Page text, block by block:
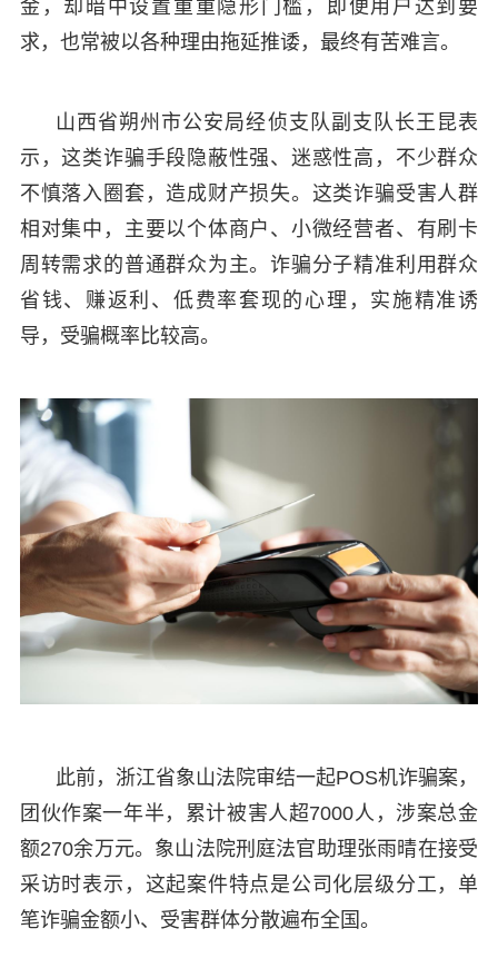
金，却暗中设置重重隐形门槛，即便用户达到要
求，也常被以各种理由拖延推诿，最终有苦难言。
山西省朔州市公安局经侦支队副支队长王昆表
示，这类诈骗手段隐蔽性强、迷惑性高，不少群众
不慎落入圈套，造成财产损失。这类诈骗受害人群
相对集中，主要以个体商户、小微经营者、有刷卡
周转需求的普通群众为主。诈骗分子精准利用群众
省钱、赚返利、低费率套现的心理，实施精准诱
导，受骗概率比较高。
此前，浙江省象山法院审结一起POS机诈骗案，
团伙作案一年半，累计被害人超7000人，涉案总金
额270余万元。象山法院刑庭法官助理张雨晴在接受
采访时表示，这起案件特点是公司化层级分工，单
笔诈骗金额小、受害群体分散遍布全国。